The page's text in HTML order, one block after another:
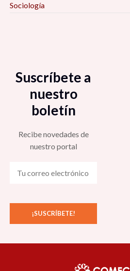
Sociología
Suscríbete a
nuestro
boletín
Recibe novedades de
nuestro portal